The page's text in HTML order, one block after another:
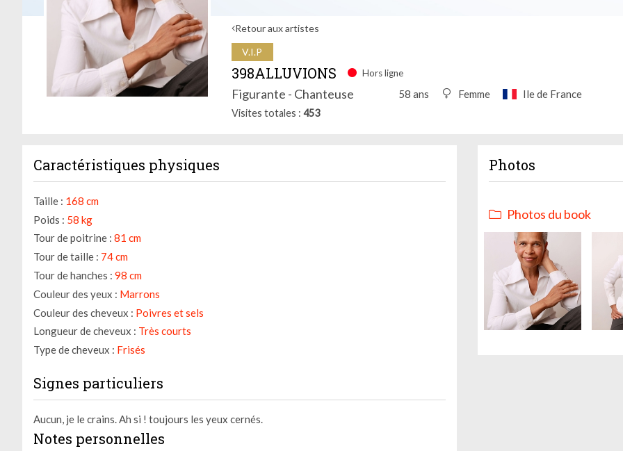
Retour aux artistes
V.I.P
398ALLUVIONS Hors ligne
Figurante - Chanteuse 58 ans Femme Ile de France
Visites totales 453
Caractéristiques physiques
Taille : 168 cm
Poids : 58 kg
Tour de poitrine : 81 cm
Tour de taille : 74 cm
Tour de hanches : 98 cm
Couleur des yeux : Marrons
Couleur des cheveux : Poivres et sels
Longueur de cheveux : Très courts
Type de cheveux : Frisés
Signes particuliers
Aucun, je le crains. Ah si ! toujours les yeux cernés.
Notes personnelles
Photos
Photos du book